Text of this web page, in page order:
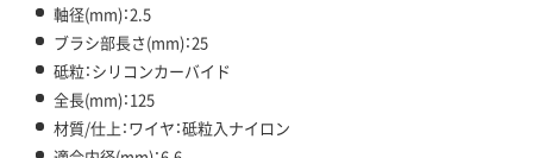
軸径(mm)：2.5
ブラシ部長さ(mm)：25
砥粒：シリコンカーバイド
全長(mm)：125
材質/仕上：ワイヤ：砥粒入ナイロン